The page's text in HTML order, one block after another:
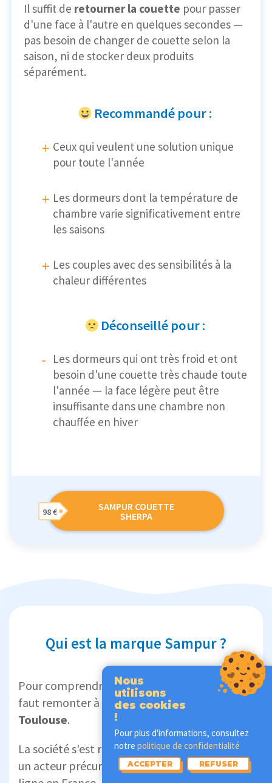
Il suffit de retourner la couette pour passer
d'une face à l'autre en quelques secondes —
pas besoin de changer de couette selon la
saison, ni de stocker deux produits
séparément.
Recommandé pour :
Ceux qui veulent une solution unique
pour toute l'année
Les dormeurs dont la température de
chambre varie significativement entre
les saisons
Les couples avec des sensibilités à la
chaleur différentes
Déconseillé pour :
Les dormeurs qui ont très froid et ont
besoin d'une couette très chaude toute
l'année — la face légère peut être
insuffisante dans une chambre non
chauffée en hiver
SAMPUR COUETTE
SHERPA
98 €
Qui est la marque Sampur ?
Pour comprendre le succès de l'enseigne, il
faut remonter à sa création en2007 près de
Toulouse.
La société s'est rapidement imposée comme
un acteur précurseur de la vente de literie en
Nous
utilisons
des cookies
!
Pour plus d'informations, consultez
notre politique de confidentialité
ACCEPTER REFUSER